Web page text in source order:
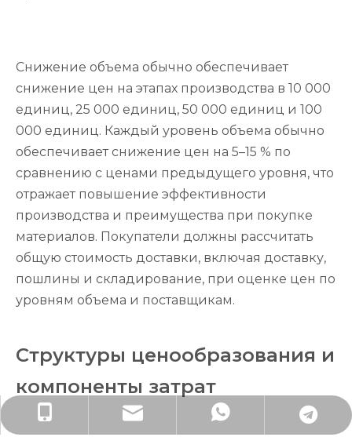
Снижение объема обычно обеспечивает
снижение цен на этапах производства в 10 000
единиц, 25 000 единиц, 50 000 единиц и 100
000 единиц. Каждый уровень объема обычно
обеспечивает снижение цен на 5–15 % по
сравнению с ценами предыдущего уровня, что
отражает повышение эффективности
производства и преимущества при покупке
материалов. Покупатели должны рассчитать
общую стоимость доставки, включая доставку,
пошлины и складирование, при оценке цен по
уровням объема и поставщикам.
Структуры ценообразования и
компоненты затрат
+86-13316093206
lisa@rjpacking.com
+79891908788
+79152092672